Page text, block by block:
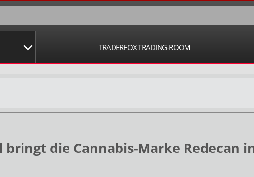
TRADERFOX TRADING-ROOM
bringt die Cannabis-Marke Redecan